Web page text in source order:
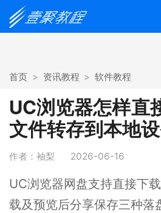
首页 资讯教程 软件教程
UC浏览器怎样直
文件转存到本地
作者：袖梨 2026-06-16
UC浏览器网盘支持直接下
载及预览后分享保存三种